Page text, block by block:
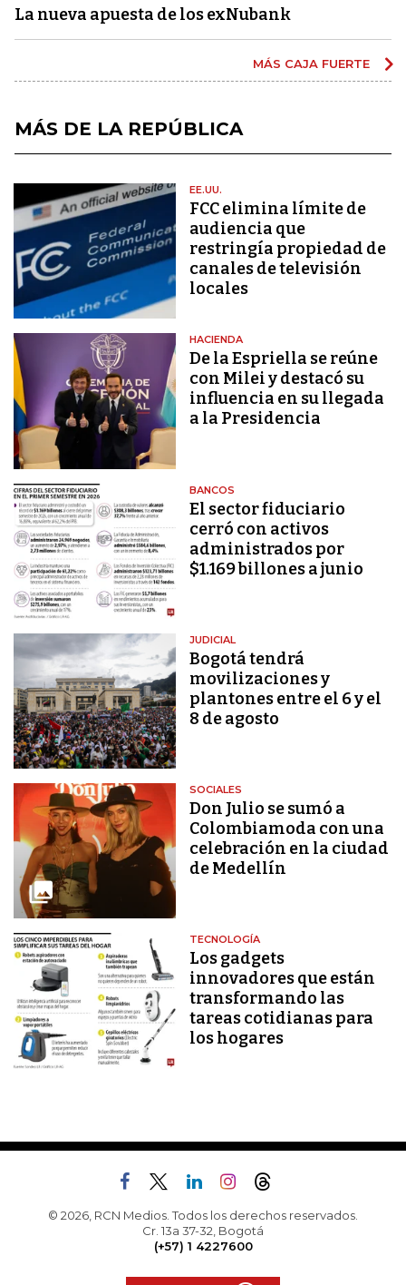
La nueva apuesta de los exNubank
MÁS CAJA FUERTE
MÁS DE LA REPÚBLICA
EE.UU.
FCC elimina límite de
audiencia que
restringía propiedad de
canales de televisión
locales
HACIENDA
De la Espriella se reúne
con Milei y destacó su
influencia en su llegada
a la Presidencia
BANCOS
El sector fiduciario
cerró con activos
administrados por
$1.169 billones a junio
JUDICIAL
Bogotá tendrá
movilizaciones y
plantones entre el 6 y el
8 de agosto
SOCIALES
Don Julio se sumó a
Colombiamoda con una
celebración en la ciudad
de Medellín
TECNOLOGÍA
Los gadgets
innovadores que están
transformando las
tareas cotidianas para
los hogares
© 2026, RCN Medios. Todos los derechos reservados.
Cr. 13a 37-32, Bogotá
(+57) 1 4227600